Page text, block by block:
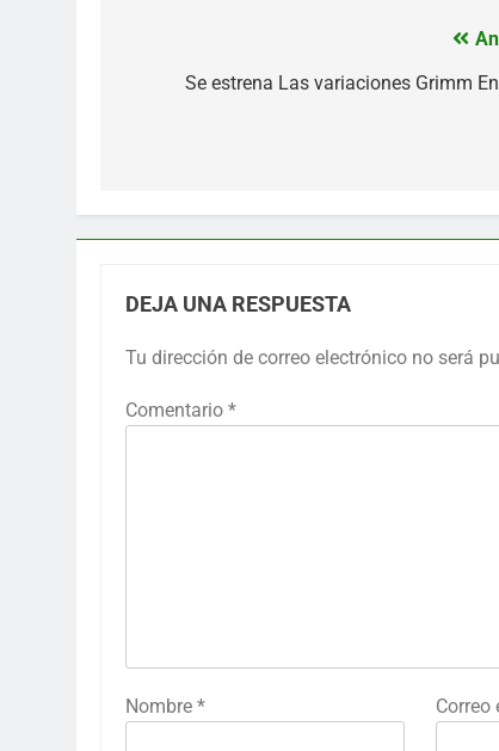
Se estrena Las variaciones Grimm
DEJA UNA RESPUESTA
Tu dirección de correo electrónico no será
Comentario *
Nombre *